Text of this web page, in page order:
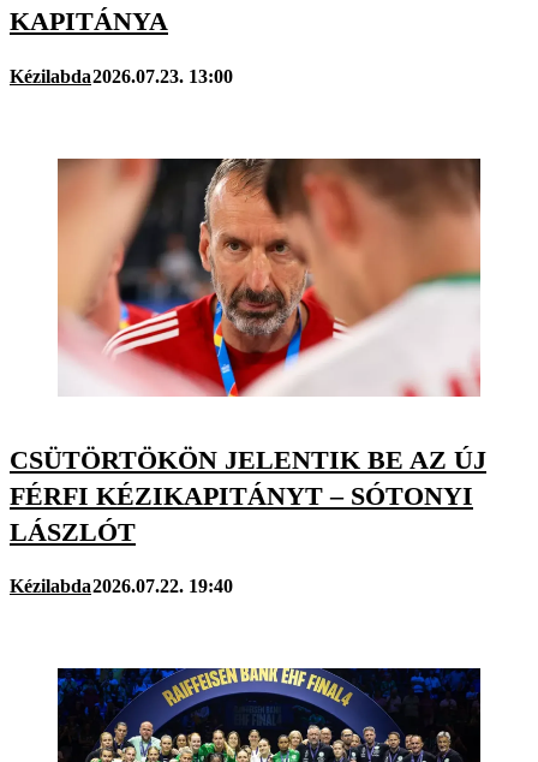
KAPITÁNYA
Kézilabda2026.07.23. 13:00
CSÜTÖRTÖKÖN JELENTIK BE AZ ÚJ
FÉRFI KÉZIKAPITÁNYT – SÓTONYI
LÁSZLÓT
Kézilabda2026.07.22. 19:40